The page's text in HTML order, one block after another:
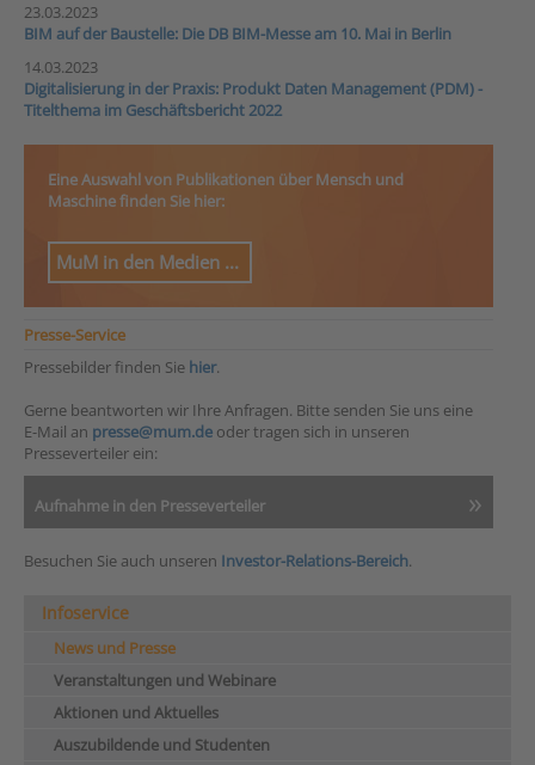
23.03.2023
BIM auf der Baustelle: Die DB BIM-Messe am 10. Mai in Berlin
14.03.2023
Digitalisierung in der Praxis: Produkt Daten Management (PDM) -
Titelthema im Geschäftsbericht 2022
Eine Auswahl von Publikationen über Mensch und
Maschine finden Sie hier:
MuM in den Medien ...
Presse-Service
Pressebilder finden Sie hier.
Gerne beantworten wir Ihre Anfragen. Bitte senden Sie uns eine
E-Mail an presse@mum.de oder tragen sich in unseren
Presseverteiler ein:
Aufnahme in den Presseverteiler
Besuchen Sie auch unseren Investor-Relations-Bereich.
Infoservice
News und Presse
Veranstaltungen und Webinare
Aktionen und Aktuelles
Auszubildende und Studenten